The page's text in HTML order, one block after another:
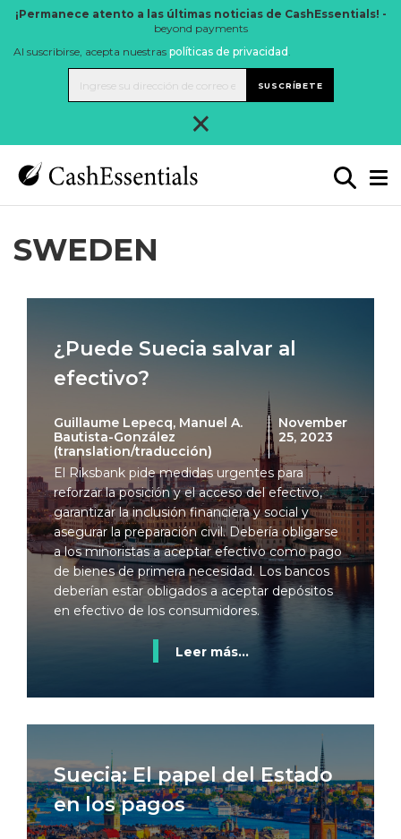
¡Permanece atento a las últimas noticias de CashEssentials! -
beyond payments
Al suscribirse, acepta nuestras políticas de privacidad .
SUSCRÍBETE
×
SWEDEN
¿Puede Suecia salvar al
efectivo?
Guillaume Lepecq, Manuel A.
Bautista-González
(translation/traducción)
November
25, 2023
El Riksbank pide medidas urgentes para
reforzar la posición y el acceso del efectivo,
garantizar la inclusión financiera y social y
asegurar la preparación civil. Debería obligarse
a los minoristas a aceptar efectivo como pago
de bienes de primera necesidad. Los bancos
deberían estar obligados a aceptar depósitos
en efectivo de los consumidores.
Leer más...
Suecia: El papel del Estado
en los pagos